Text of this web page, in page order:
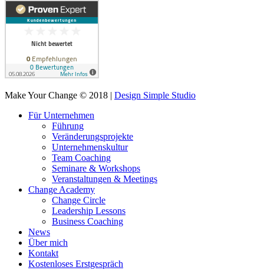
Make Your Change © 2018 | Design Simple Studio
Für Unternehmen
Führung
Veränderungsprojekte
Unternehmenskultur
Team Coaching
Seminare & Workshops
Veranstaltungen & Meetings
Change Academy
Change Circle
Leadership Lessons
Business Coaching
News
Über mich
Kontakt
Kostenloses Erstgespräch